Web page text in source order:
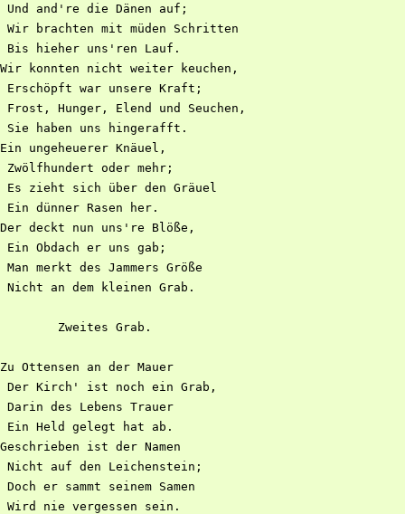
Und and're die Dänen auf;
Wir brachten mit müden Schritten
Bis hieher uns'ren Lauf.
Wir konnten nicht weiter keuchen,
Erschöpft war unsere Kraft;
Frost, Hunger, Elend und Seuchen,
Sie haben uns hingerafft.
Ein ungeheuerer Knäuel,
Zwölfhundert oder mehr;
Es zieht sich über den Gräuel
Ein dünner Rasen her.
Der deckt nun uns're Blöße,
Ein Obdach er uns gab;
Man merkt des Jammers Größe
Nicht an dem kleinen Grab.
        Zweites Grab.
Zu Ottensen an der Mauer
Der Kirch' ist noch ein Grab,
Darin des Lebens Trauer
Ein Held gelegt hat ab.
Geschrieben ist der Namen
Nicht auf den Leichenstein;
Doch er sammt seinem Samen
Wird nie vergessen sein.